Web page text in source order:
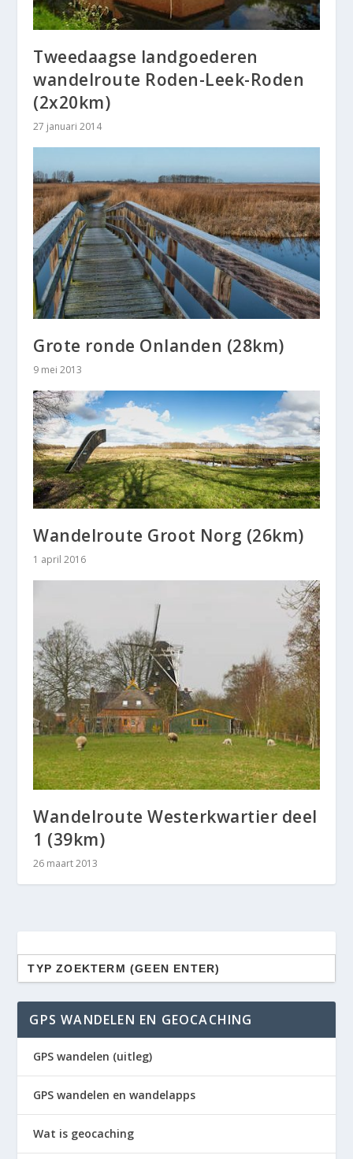
Tweedaagse landgoederen
wandelroute Roden-Leek-Roden
(2x20km)
27 januari 2014
Grote ronde Onlanden (28km)
9 mei 2013
Wandelroute Groot Norg (26km)
1 april 2016
Wandelroute Westerkwartier deel
1 (39km)
26 maart 2013
Zoek
naar:
GPS WANDELEN EN GEOCACHING
GPS wandelen (uitleg)
GPS wandelen en wandelapps
Wat is geocaching